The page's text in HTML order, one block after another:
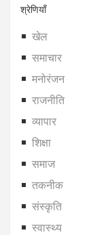
श्रेणियाँ
खेल
समाचार
मनोरंजन
राजनीति
व्यापार
शिक्षा
समाज
तकनीक
संस्कृति
स्वास्थ्य